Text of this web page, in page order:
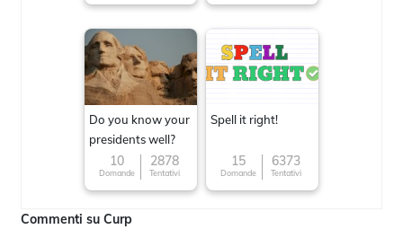
Do you know your
presidents well?
10
Domande
2878
Tentativi
Spell it right!
15
Domande
6373
Tentativi
Commenti su Curp